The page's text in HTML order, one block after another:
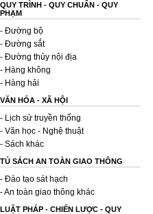
QUY TRÌNH - QUY CHUẨN - QUY
PHẠM
- Đường bộ
- Đường sắt
- Đường thủy nội địa
- Hàng không
- Hàng hải
VĂN HÓA - XÃ HỘI
- Lịch sử truyền thống
- Văn học - Nghệ thuật
- Sách khác
TỦ SÁCH AN TOÀN GIAO THÔNG
- Đào tạo sát hạch
- An toàn giao thông khác
LUẬT PHÁP - CHIẾN LƯỢC - QUY